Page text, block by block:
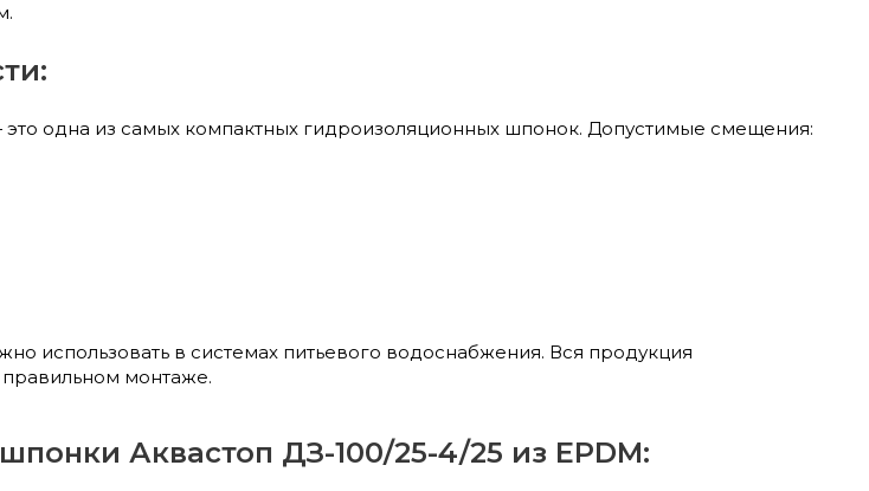
одна из самых компактных гидроизоляционных шпонок. Допустимые смещения:
использовать в системах питьевого водоснабжения. Вся продукция
монтаже.
Аквастоп ДЗ-100/25-4/25 из EPDM: